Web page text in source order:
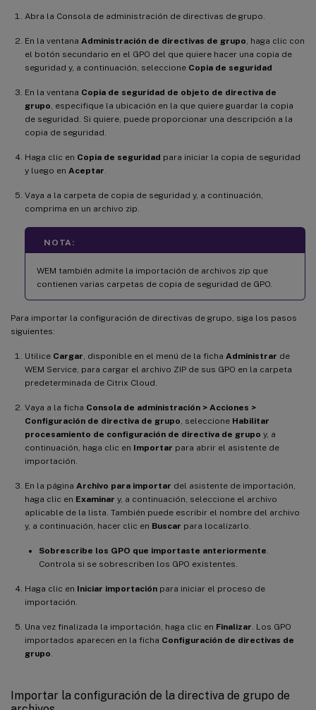
Abra la Consola de administración de directivas de grupo.
En la ventana Administración de directivas de grupo , haga clic con
el botón secundario en el GPO del que quiere hacer una copia de
seguridad y, a continuación, seleccione Copia de seguridad
En la ventana Copia de seguridad de objeto de directiva de
grupo , especifique la ubicación en la que quiere guardar la copia
de seguridad. Si quiere, puede proporcionar una descripción a la
copia de seguridad.
Haga clic en Copia de seguridad para iniciar la copia de seguridad
y luego en Aceptar
Vaya a la carpeta de copia de seguridad y, a continuación,
comprima en un archivo zip.
NOTA:
WEM también admite la importación de archivos zip que
contienen varias carpetas de copia de seguridad de GPO.
Para importar la configuración de directivas de grupo, siga los pasos
siguientes:
Utilice Cargar , disponible en el menú de la ficha Administrar de
WEM Service, para cargar el archivo ZIP de sus GPO en la carpeta
predeterminada de Citrix Cloud.
Vaya a la ficha Consola de administración > Acciones >
Configuración de directiva de grupo , seleccione Habilitar
procesamiento de configuración de directiva de grupo y, a
continuación, haga clic en Importar para abrir el asistente de
importación.
En la página Archivo para importar del asistente de importación,
haga clic en Examinar y, a continuación, seleccione el archivo
aplicable de la lista. También puede escribir el nombre del archivo
y, a continuación, hacer clic en Buscar para localizarlo.
Sobrescribe los GPO que importaste anteriormente
Controla si se sobrescriben los GPO existentes.
Haga clic en Iniciar importación para iniciar el proceso de
importación.
Una vez finalizada la importación, haga clic en Finalizar . Los GPO
importados aparecen en la ficha Configuración de directivas de
grupo
Importar la configuración de la directiva de grupo de